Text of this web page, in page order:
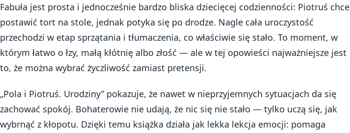
Fabuła jest prosta i jednocześnie bardzo bliska dziecięcej codzienności: Piotruś chce
postawić tort na stole, jednak potyka się po drodze. Nagle cała uroczystość
przechodzi w etap sprzątania i tłumaczenia, co właściwie się stało. To moment, w
którym łatwo o łzy, małą kłótnię albo złość — ale w tej opowieści najważniejsze jest
to, że można wybrać życzliwość zamiast pretensji.
„Pola i Piotruś. Urodziny” pokazuje, że nawet w nieprzyjemnych sytuacjach da się
zachować spokój. Bohaterowie nie udają, że nic się nie stało — tylko uczą się, jak
wybrnąć z kłopotu. Dzięki temu książka działa jak lekka lekcja emocji: pomaga